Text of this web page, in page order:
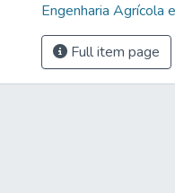
Engenharia Agrícola
Full item page